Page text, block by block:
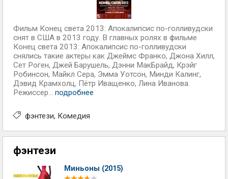
Фильм Конец света 2013: Апокалипсис по-голливудски
снят в США в 2013 году. В главных ролях в фильме
Конец света 2013: Апокалипсис по-голливудски
снялись такие актеры как Джеймс Франко, Джона Хилл,
Сет Роген, Джей Барушель, Дэнни МакБрайд, Крэйг
Робинсон, Майкл Сера, Эмма Уотсон, Минди Калинг,
Дэвид Крамхолц, Пётр Иващенко, Лина Иванова.
Режиссер... подробнее
фэнтези Комедия
фэнтези
Миньоны (2015)